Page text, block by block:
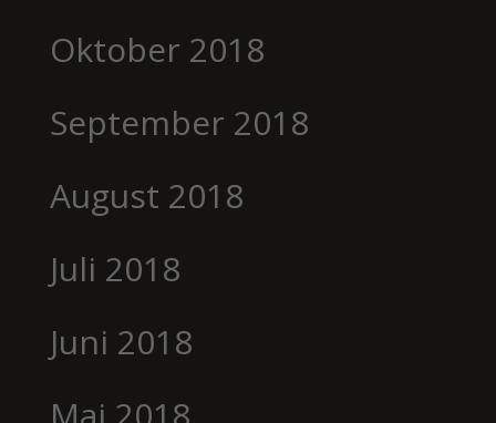
Oktober 2018
September 2018
August 2018
Juli 2018
Juni 2018